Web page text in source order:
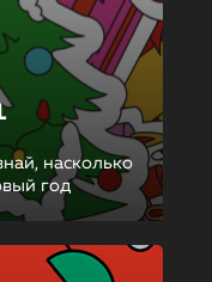
насколько
год